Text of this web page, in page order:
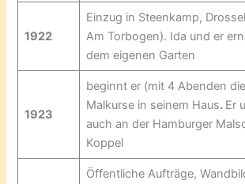
1922
Einzug in Steenkamp,
Am Torbogen). Ida und er
dem eigenen Garten
1923
beginnt er (mit 4 Abenden
Malkurse in seinem Haus. Er
auch an der Hamburger
Koppel
Öffentliche Aufträge,